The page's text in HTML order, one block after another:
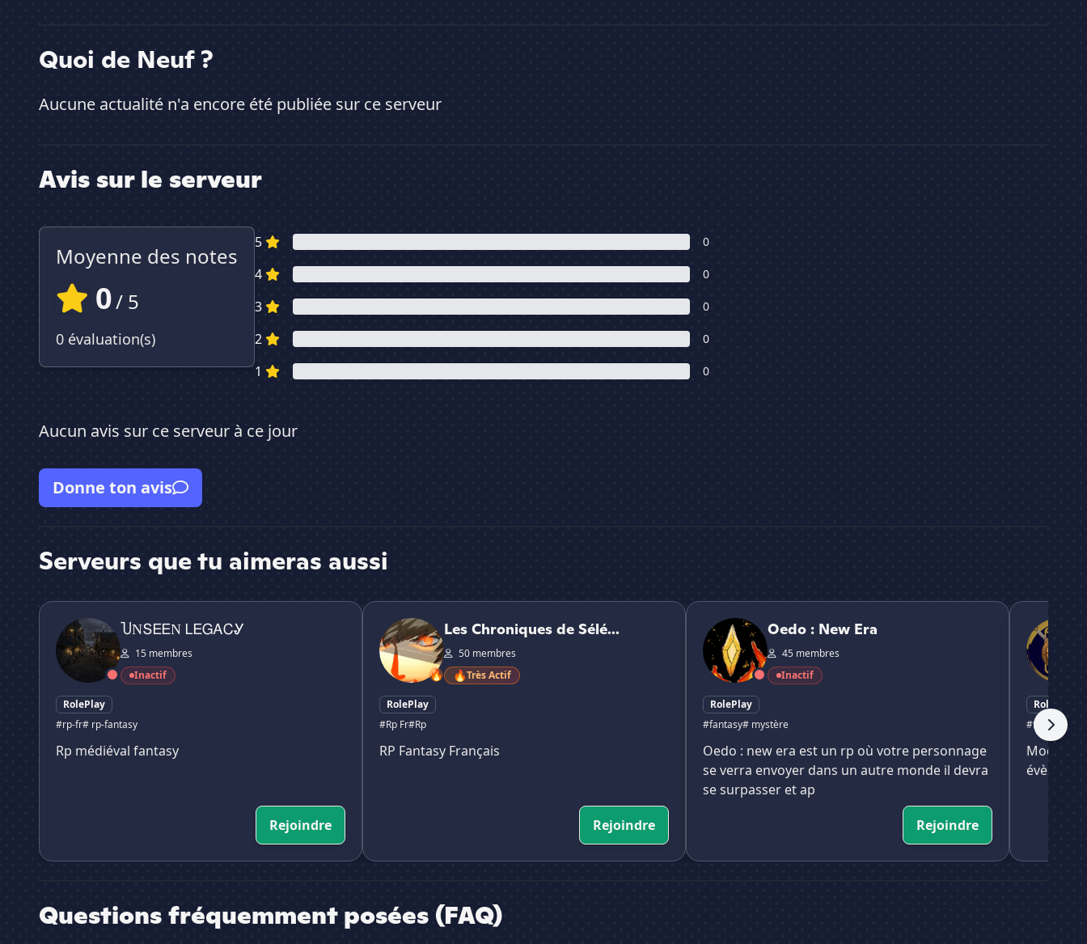
Quoi de Neuf ?
Aucune actualité n'a encore été publiée sur ce serveur
Avis sur le serveur
Moyenne des notes
0/ 5
0 évaluation(s)
5 0
4 0
3 0
2 0
1 0
Aucun avis sur ce serveur à ce jour
Donne ton avis
Serveurs que tu aimeras aussi
ႮΝՏᎬᎬΝ ᏞᎬᏀᎪᏟᎽ
ႮΝՏᎬᎬΝ ᏞᎬᏀᎪᏟᎽ
15 membres
Inactif
RolePlay
#rp-fr# rp-fantasy
Rp médiéval fantasy
Rejoindre
Les Chroniques de Sélénor [RP FR]
🔥
Les Chroniques de Sélé...
50 membres
🔥Très Actif
RolePlay
#Rp Fr#Rp
RP Fantasy Français
Rejoindre
Oedo : New Era
Oedo : New Era
45 membres
Inactif
RolePlay
#fantasy# mystère
Oedo : new era est un rp où votre personnage
se verra envoyer dans un autre monde il devra
se surpasser et ap
Rejoindre
『Énigma
RolePlay
#fantaisie
Modifier
Questions fréquemment posées (FAQ)